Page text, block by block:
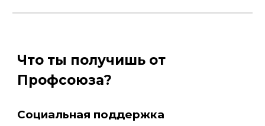
Что ты получишь от
Профсоюза?
Социальная поддержка